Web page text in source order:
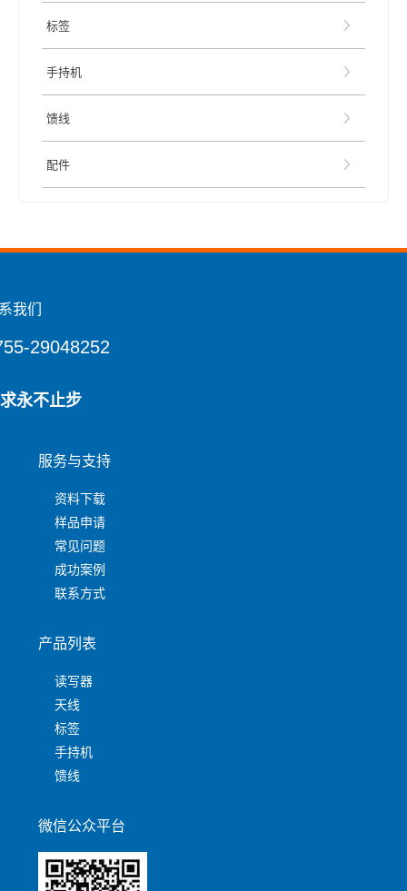
标签
手持机
馈线
配件
我们
29048252
永不止步
服务与支持
资料下载
样品申请
常见问题
成功案例
联系方式
产品列表
读写器
天线
标签
手持机
馈线
微信公众平台